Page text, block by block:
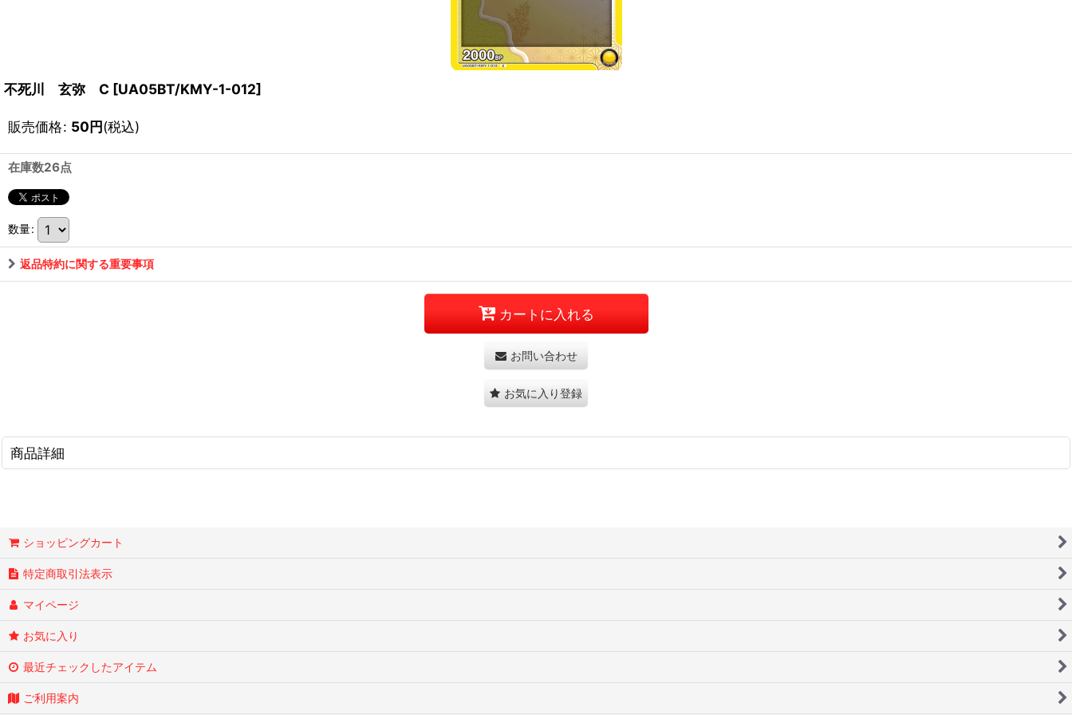
不死川 玄弥 C [UA05BT/KMY-1-012]
販売価格: 50円(税込)
在庫数26点
数量:
返品特約に関する重要事項
カートに入れる
お問い合わせ
お気に入り登録
商品詳細
ショッピングカート
特定商取引法表示
マイページ
お気に入り
最近チェックしたアイテム
ご利用案内